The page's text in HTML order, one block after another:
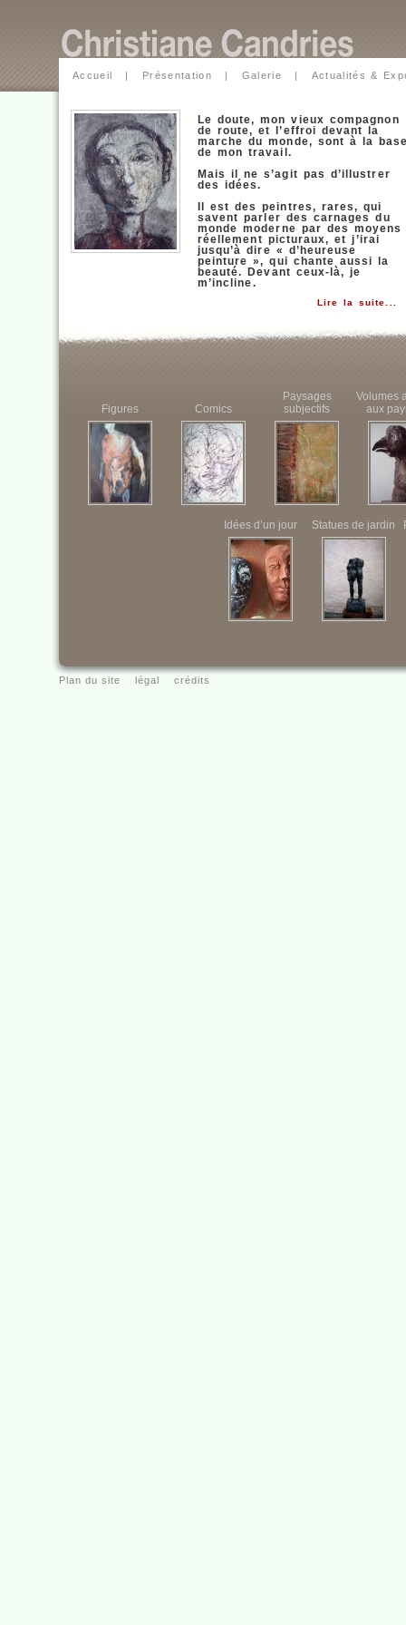
Accueil | Présentation | Galerie | Actualités &
Le doute, mon vieux compagnon
de route, et l’effroi devant la
marche du monde, sont à la
de mon travail.
Mais il ne s’agit pas d’illustrer
des idées.
Il est des peintres, rares, qui
savent parler des carnages du
monde moderne par des moyens
réellement picturaux, et j’irai
jusqu’à dire « d’heureuse
peinture », qui chante aussi la
beauté. Devant ceux-là, je
m’incline.
Lire la suite...
Figures Comics
Paysages
subjectifs
Volumes
aux
Idées d’un jour Statues de jardin
Plan du site légal crédits